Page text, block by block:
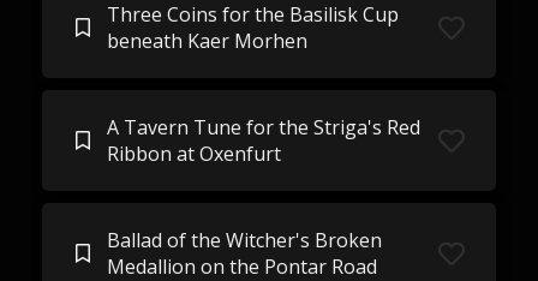
Three Coins for the Basilisk Cup
beneath Kaer Morhen
A Tavern Tune for the Striga's Red
Ribbon at Oxenfurt
Ballad of the Witcher's Broken
Medallion on the Pontar Road